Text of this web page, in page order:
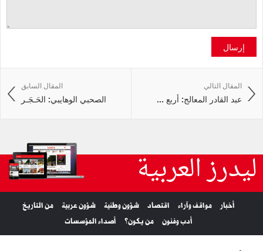
إرسال
المقال السابق
الصحبي الوهايبي: الحَـجَـر
المقال التالي
عبد القادر المعالج: أربع ...
ليدرز العربية
أخبار مواقف وآراء اقتصاد شؤون وطنية شؤون عربية
من التاريخ
أدب وفنون
من يكون؟ أصداء المؤسسات